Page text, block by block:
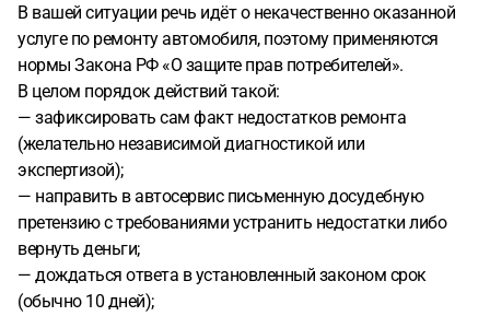
В вашей ситуации речь идёт о некачественно оказанной
услуге по ремонту автомобиля, поэтому применяются
нормы Закона РФ «О защите прав потребителей».
В целом порядок действий такой:
— зафиксировать сам факт недостатков ремонта
(желательно независимой диагностикой или
экспертизой);
— направить в автосервис письменную досудебную
претензию с требованиями устранить недостатки либо
вернуть деньги;
— дождаться ответа в установленный законом срок
(обычно 10 дней);